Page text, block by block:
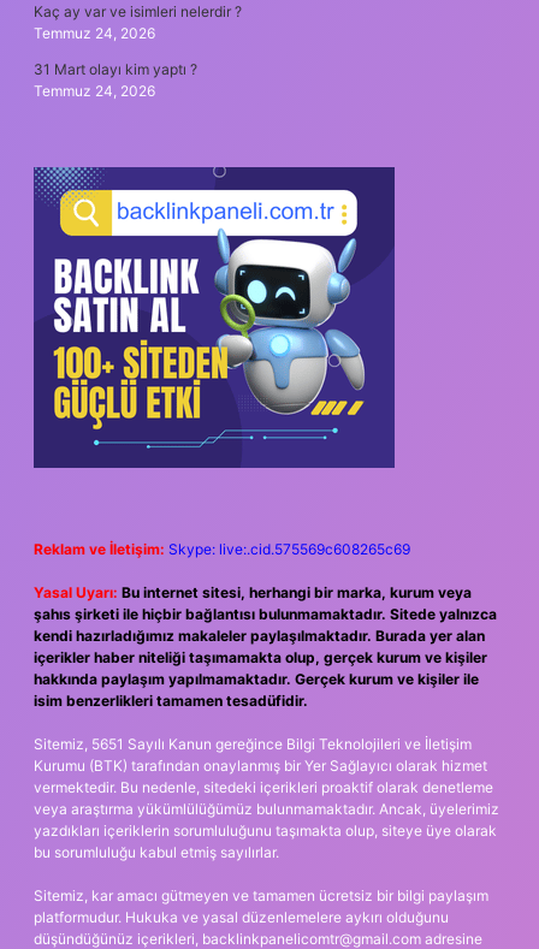
Kaç ay var ve isimleri nelerdir ?
Temmuz 24, 2026
31 Mart olayı kim yaptı ?
Temmuz 24, 2026
Reklam ve İletişim: Skype: live:.cid.575569c608265c69
Yasal Uyarı: Bu internet sitesi, herhangi bir marka, kurum veya
şahıs şirketi ile hiçbir bağlantısı bulunmamaktadır. Sitede yalnızca
kendi hazırladığımız makaleler paylaşılmaktadır. Burada yer alan
içerikler haber niteliği taşımamakta olup, gerçek kurum ve kişiler
hakkında paylaşım yapılmamaktadır. Gerçek kurum ve kişiler ile
isim benzerlikleri tamamen tesadüfidir.
Sitemiz, 5651 Sayılı Kanun gereğince Bilgi Teknolojileri ve İletişim
Kurumu (BTK) tarafından onaylanmış bir Yer Sağlayıcı olarak hizmet
vermektedir. Bu nedenle, sitedeki içerikleri proaktif olarak denetleme
veya araştırma yükümlülüğümüz bulunmamaktadır. Ancak, üyelerimiz
yazdıkları içeriklerin sorumluluğunu taşımakta olup, siteye üye olarak
bu sorumluluğu kabul etmiş sayılırlar.
Sitemiz, kar amacı gütmeyen ve tamamen ücretsiz bir bilgi paylaşım
platformudur. Hukuka ve yasal düzenlemelere aykırı olduğunu
düşündüğünüz içerikleri, backlinkpanelicomtr@gmail.com adresine